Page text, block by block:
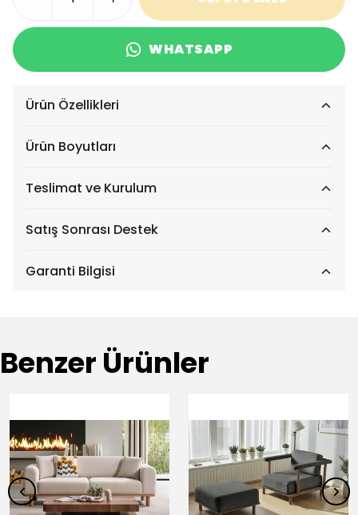
WHATSAPP
Ürün Özellikleri
Ürün Boyutları
Teslimat ve Kurulum
Satış Sonrası Destek
Garanti Bilgisi
Benzer Ürünler